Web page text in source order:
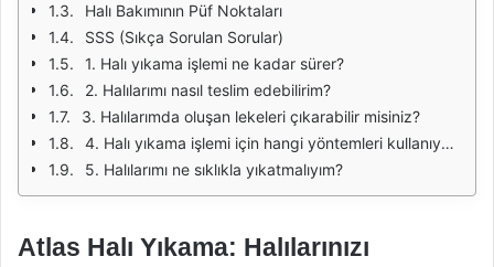
Halı Bakımının Püf Noktaları
SSS (Sıkça Sorulan Sorular)
1. Halı yıkama işlemi ne kadar sürer?
2. Halılarımı nasıl teslim edebilirim?
3. Halılarımda oluşan lekeleri çıkarabilir misiniz?
4. Halı yıkama işlemi için hangi yöntemleri kullanıyorsunuz?
5. Halılarımı ne sıklıkla yıkatmalıyım?
Atlas Halı Yıkama: Halılarınızı